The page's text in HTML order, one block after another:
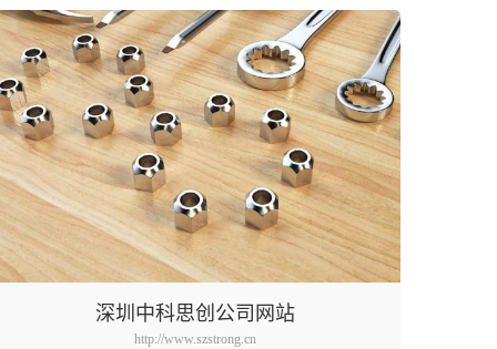
深圳中科思创公司网站
http://www.szstrong.cn